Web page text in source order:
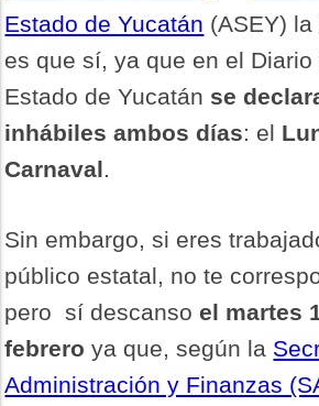
Estado de Yucatán (ASEY)
es que sí, ya que en el Diario
Estado de Yucatán se
inhábiles ambos días: el
Carnaval
Sin embargo, si eres
público estatal, no te
pero sí descansoel martes
febrero ya que, según la
Administración y Finanzas